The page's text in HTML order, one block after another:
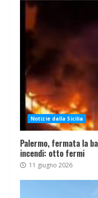
Notizie dalla Sicilia
Palermo, fermata la
incendi: otto fermi
11 giugno 2026